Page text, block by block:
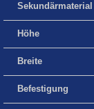
Sekundärmaterial
Höhe
Breite
Befestigung